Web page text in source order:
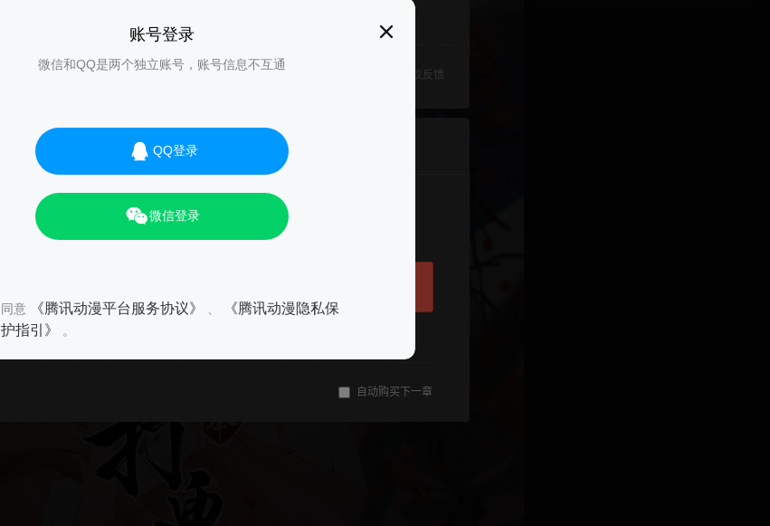
账号登录
微信和QQ是两个独立账号，账号信息不互通
QQ登录
微信登录
同意 《腾讯动漫平台服务协议》
《腾讯动漫隐私保
护指引》
。